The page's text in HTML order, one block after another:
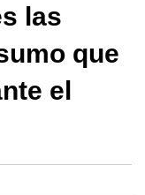
las
que
el